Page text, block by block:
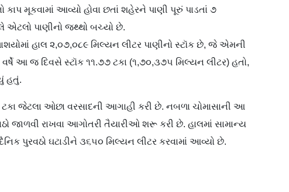
કાપ મૂકવામાં આવ્યો હોવા છતાં શહેરને પાણી પૂરું પાડતાં ૭
પાણીનો જથ્થો બચ્યો છે.
હાલ ૨,૦૭,૦૮૯ મિલ્યન લીટર પાણીનો સ્ટૉક છે, જે એમની
આ જ દિવસે સ્ટૉક ૧૧.૭૭ ટકા (૧,૭૦,૩૭૫ મિલ્યન લીટર) હતો,
હતું.
ટકા જેટલા ઓછા વરસાદની આગાહી કરી છે. નબળા ચોમાસાની આ
જાળવી રાખવા આગોતરી તૈયારીઓ શરૂ કરી છે. હાલમાં સામાન્ય
પુરવઠો ઘટાડીને ૩૬૫૦ મિલ્યન લીટર કરવામાં આવ્યો છે.